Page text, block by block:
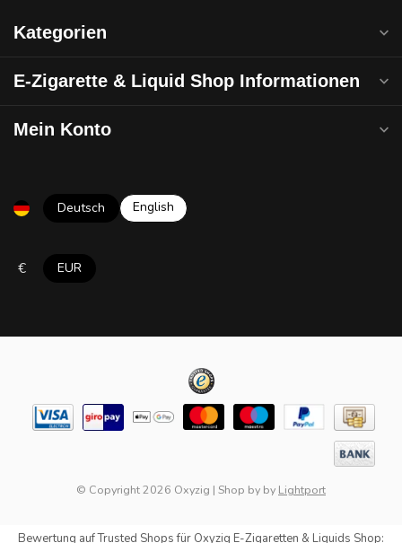
Kategorien
E-Zigarette & Liquid Shop Informationen
Mein Konto
Deutsch English
€ EUR
© Copyright 2026 Oxyzig | Shop by by Lightport
Bewertung aufTrusted Shopsfür Oxyzig E-Zigaretten & Liquids Shop: